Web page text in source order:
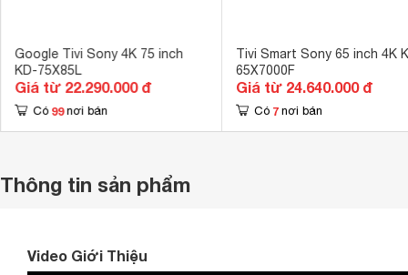
Google Tivi Sony 4K 75 inch
KD-75X85L
Giá từ 22.290.000 đ
Có 99 nơi bán
Tivi Smart Sony 65 inch 4K
65X7000F
Giá từ 24.640.000 đ
Có 7 nơi bán
Thông tin sản phẩm
Video Giới Thiệu